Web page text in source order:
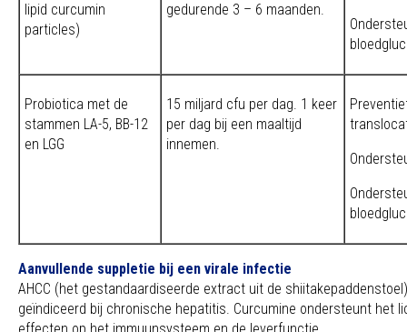
lipid curcumin
particles)
gedurende 3 – 6 maanden.
Probiotica met de
stammen LA-5, BB-12
en LGG
15 miljard cfu per dag. 1 keer
per dag bij een maaltijd
innemen.
Aanvullende suppletie bij een virale infectie
AHCC (het gestandaardiseerde extract uit de
geïndiceerd bij chronische hepatitis. Curcumine ondersteunt het